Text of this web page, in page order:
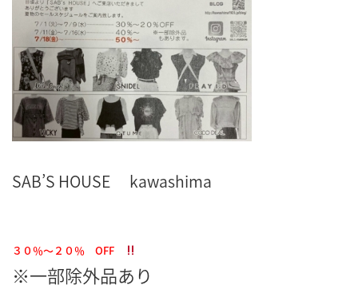
SAB’S HOUSE kawashima
３０％～２０％ OFF
※一部除外品あり